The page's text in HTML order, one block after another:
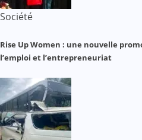
Société
Rise Up Women : une nouvelle
l’emploi et l’entrepreneuriat